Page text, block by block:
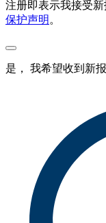
注册即表示我接受
保护声明。
是， 我希望收到新